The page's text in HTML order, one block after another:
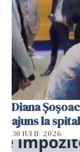
Diana
ajuns la spital
30 IULIE 2026